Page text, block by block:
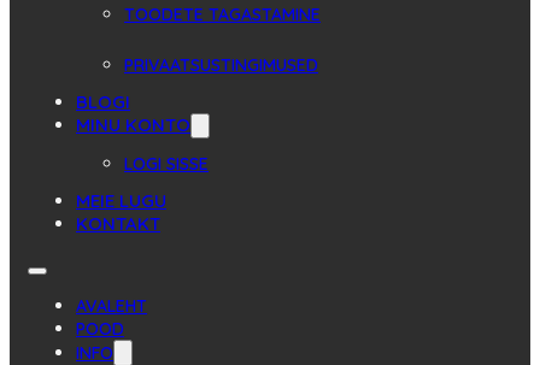
TOODETE TAGASTAMINE
PRIVAATSUSTINGIMUSED
BLOGI
MINU KONTO
LOGI SISSE
MEIE LUGU
KONTAKT
AVALEHT
POOD
INFO